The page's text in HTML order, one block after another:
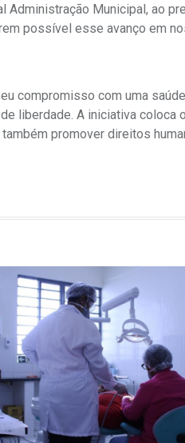
Municipal, ao
possível esse avanço em
compromisso com uma
liberdade. A iniciativa coloca
promover direitos